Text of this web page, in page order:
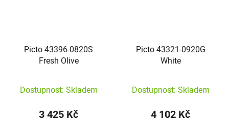
Picto 43396-0820S
Fresh Olive
Dostupnost: Skladem
3 425 Kč
Picto 43321-0920G
White
Dostupnost: Skladem
4 102 Kč